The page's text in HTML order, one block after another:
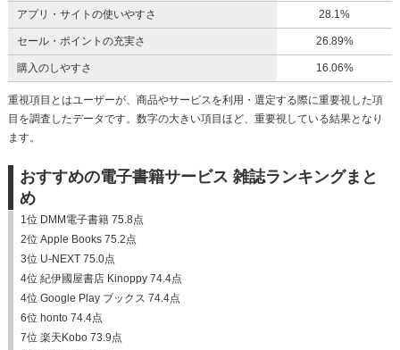
アプリ・サイトの使いやすさ 28.1%
セール・ポイントの充実さ 26.89%
購入のしやすさ 16.06%
重視項目とはユーザーが、商品やサービスを利用・選定する際に重要視した項
目を調査したデータです。数字の大きい項目ほど、重要視している結果となり
ます。
おすすめの電子書籍サービス 雑誌ランキングまと
め
1位 DMM電子書籍 75.8点
2位 Apple Books 75.2点
3位 U-NEXT 75.0点
4位 紀伊國屋書店 Kinoppy 74.4点
4位 Google Play ブックス 74.4点
6位 honto 74.4点
7位 楽天Kobo 73.9点